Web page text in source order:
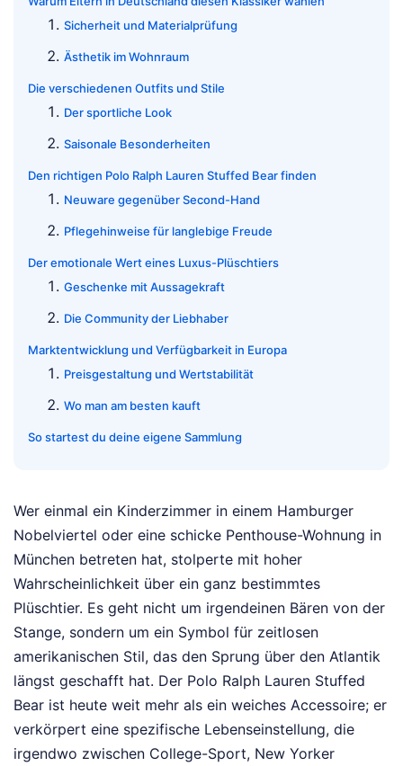
Sicherheit und Materialprüfung
Ästhetik im Wohnraum
Die verschiedenen Outfits und Stile
Der sportliche Look
Saisonale Besonderheiten
Den richtigen Polo Ralph Lauren Stuffed Bear finden
Neuware gegenüber Second-Hand
Pflegehinweise für langlebige Freude
Der emotionale Wert eines Luxus-Plüschtiers
Geschenke mit Aussagekraft
Die Community der Liebhaber
Marktentwicklung und Verfügbarkeit in Europa
Preisgestaltung und Wertstabilität
Wo man am besten kauft
So startest du deine eigene Sammlung
Wer einmal ein Kinderzimmer in einem Hamburger
Nobelviertel oder eine schicke Penthouse-Wohnung in
München betreten hat, stolperte mit hoher
Wahrscheinlichkeit über ein ganz bestimmtes
Plüschtier. Es geht nicht um irgendeinen Bären von der
Stange, sondern um ein Symbol für zeitlosen
amerikanischen Stil, das den Sprung über den Atlantik
längst geschafft hat. Der Polo Ralph Lauren Stuffed
Bear ist heute weit mehr als ein weiches Accessoire; er
verkörpert eine spezifische Lebenseinstellung, die
irgendwo zwischen College-Sport, New Yorker